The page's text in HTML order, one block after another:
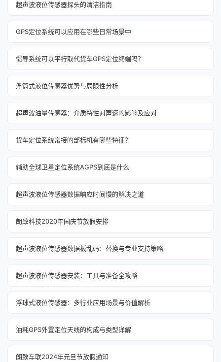
超声波液位传感器探头的清洁指南
GPS定位系统可以应用在哪些日常场景中
惯导系统可以平行取代货车GPS定位终端吗？
浮筒式液位传感器优势与局限性分析
超声波油量传感器：介质特性对声速的影响及应对
货车定位系统常接的部标机有哪些特征？
辅助全球卫星定位系统AGPS到底是什么
超声波液位传感器数据响应时间慢的解决之道
朗致科技2020年国庆节放假安排
超声波液位传感器数据板乱码：替换与专业支持策略
超声波液位传感器安装：工具与准备全攻略
浮球式液位传感器：多行业应用场景与价值解析
油耗GPS外置定位天线的构成与类型详解
朗致车联2024年元旦节放假通知